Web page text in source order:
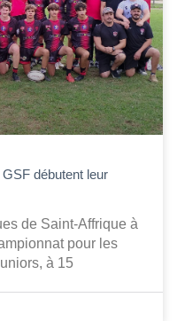
débutent leur
de Saint-Affrique à
pour les
à 15